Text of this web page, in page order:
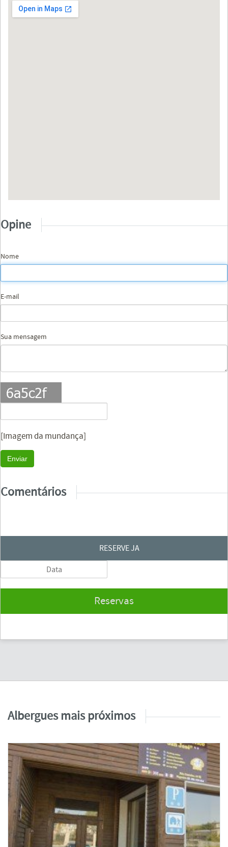
Opine
Nome
E-mail
Sua mensagem
[Imagem da mundança]
Enviar
Comentários
RESERVE JA
Reservas
Albergues mais próximos